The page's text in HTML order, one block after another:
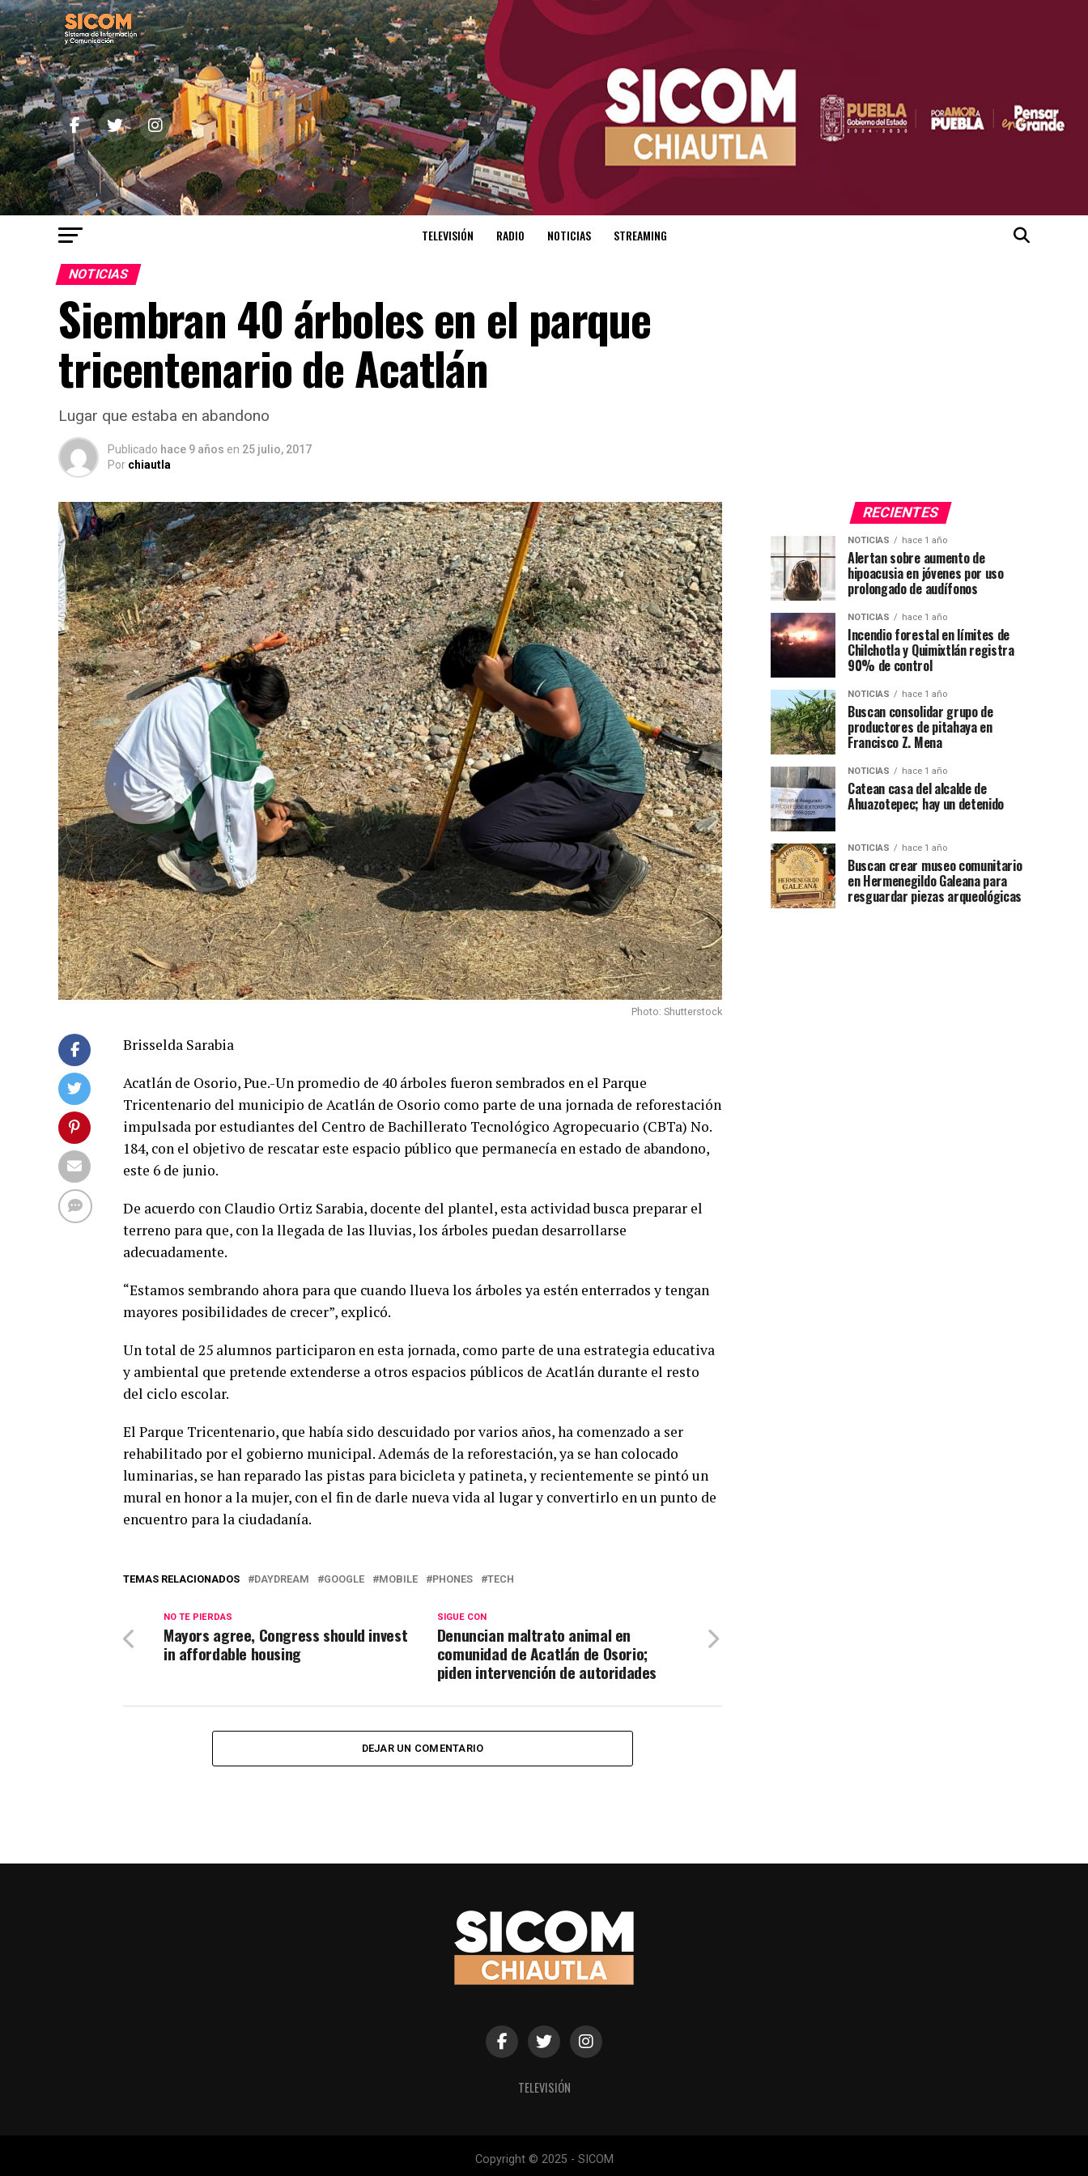
TELEVISIÓN RADIO NOTICIAS STREAMING
NOTICIAS
Siembran 40 árboles en el parque
tricentenario de Acatlán
Lugar que estaba en abandono
Publicado hace 9 años en 25 julio, 2017
Por chiautla
Photo: Shutterstock
Brisselda Sarabia
Acatlán de Osorio, Pue.-Un promedio de 40 árboles fueron sembrados en el Parque
Tricentenario del municipio de Acatlán de Osorio como parte de una jornada de reforestación
impulsada por estudiantes del Centro de Bachillerato Tecnológico Agropecuario (CBTa) No.
184, con el objetivo de rescatar este espacio público que permanecía en estado de abandono,
este 6 de junio.
De acuerdo con Claudio Ortiz Sarabia, docente del plantel, esta actividad busca preparar el
terreno para que, con la llegada de las lluvias, los árboles puedan desarrollarse
adecuadamente.
“Estamos sembrando ahora para que cuando llueva los árboles ya estén enterrados y tengan
mayores posibilidades de crecer”, explicó.
Un total de 25 alumnos participaron en esta jornada, como parte de una estrategia educativa
y ambiental que pretende extenderse a otros espacios públicos de Acatlán durante el resto
del ciclo escolar.
El Parque Tricentenario, que había sido descuidado por varios años, ha comenzado a ser
rehabilitado por el gobierno municipal. Además de la reforestación, ya se han colocado
luminarias, se han reparado las pistas para bicicleta y patineta, y recientemente se pintó un
mural en honor a la mujer, con el fin de darle nueva vida al lugar y convertirlo en un punto de
encuentro para la ciudadanía.
TEMAS RELACIONADOS DAYDREAM GOOGLE MOBILE PHONES TECH
SIGUE CON
Denuncian maltrato animal en
comunidad de Acatlán de Osorio;
piden intervención de autoridades
NO TE PIERDAS
Mayors agree, Congress should invest
in affordable housing
DEJAR UN COMENTARIO
RECIENTES
NOTICIAS hace 1 año
Alertan sobre aumento de
hipoacusia en jóvenes por uso
prolongado de audífonos
NOTICIAS hace 1 año
Incendio forestal en límites de
Chilchotla y Quimixtlán registra
90% de control
NOTICIAS hace 1 año
Buscan consolidar grupo de
productores de pitahaya en
Francisco Z. Mena
NOTICIAS hace 1 año
Catean casa del alcalde de
Ahuazotepec; hay un detenido
NOTICIAS hace 1 año
Buscan crear museo comunitario
en Hermenegildo Galeana para
resguardar piezas arqueológicas
TELEVISIÓN
Copyright © 2025 - SICOM